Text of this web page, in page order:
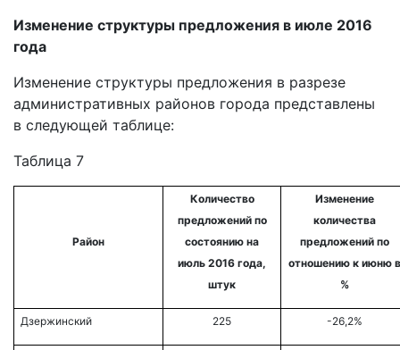
Изменение структуры предложения в июле 2016
года
Изменение структуры предложения в разрезе
административных районов города представлены
в следующей таблице:
Таблица 7
Район
Количество
предложений по
состоянию на
июль 2016 года,
штук
Изменение
количества
предложений по
отношению к июню в
%
Дзержинский 225 -26,2%